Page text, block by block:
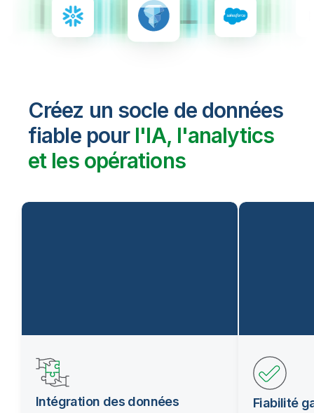
Créez un socle de données
fiable pour l'IA, l'analytics
et les opérations
Intégration des données Fiabilité